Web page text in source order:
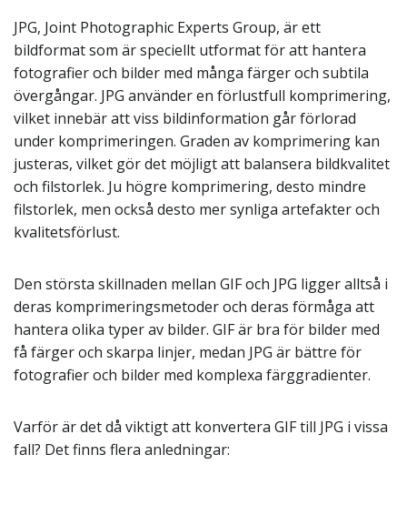
JPG, Joint Photographic Experts Group, är ett
bildformat som är speciellt utformat för att hantera
fotografier och bilder med många färger och subtila
övergångar. JPG använder en förlustfull komprimering,
vilket innebär att viss bildinformation går förlorad
under komprimeringen. Graden av komprimering kan
justeras, vilket gör det möjligt att balansera bildkvalitet
och filstorlek. Ju högre komprimering, desto mindre
filstorlek, men också desto mer synliga artefakter och
kvalitetsförlust.
Den största skillnaden mellan GIF och JPG ligger alltså i
deras komprimeringsmetoder och deras förmåga att
hantera olika typer av bilder. GIF är bra för bilder med
få färger och skarpa linjer, medan JPG är bättre för
fotografier och bilder med komplexa färggradienter.
Varför är det då viktigt att konvertera GIF till JPG i vissa
fall? Det finns flera anledningar: